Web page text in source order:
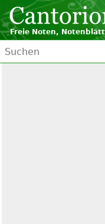
Freie Noten,